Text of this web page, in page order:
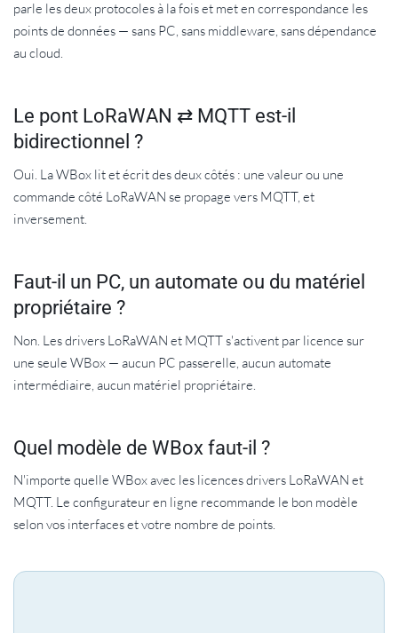
parle les deux protocoles à la fois et met en correspondance les
points de données — sans PC, sans middleware, sans dépendance
au cloud.
Le pont LoRaWAN ⇄ MQTT est-il
bidirectionnel ?
Oui. La WBox lit et écrit des deux côtés : une valeur ou une
commande côté LoRaWAN se propage vers MQTT, et
inversement.
Faut-il un PC, un automate ou du matériel
propriétaire ?
Non. Les drivers LoRaWAN et MQTT s'activent par licence sur
une seule WBox — aucun PC passerelle, aucun automate
intermédiaire, aucun matériel propriétaire.
Quel modèle de WBox faut-il ?
N'importe quelle WBox avec les licences drivers LoRaWAN et
MQTT. Le configurateur en ligne recommande le bon modèle
selon vos interfaces et votre nombre de points.